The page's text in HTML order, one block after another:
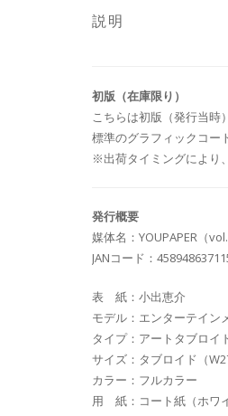
説明
初版（在庫限り）
こちらは初版（発行当時
標準のグラフィックコー
※出荷タイミングにより
発行概要
媒体名：YOUPAPER（
JANコード：
表 紙：小出恵介
モデル：エンターテイン
タイプ：アートタブロイ
サイズ：タブロイド（
カラー：フルカラー
用 紙：コート紙（ホワ